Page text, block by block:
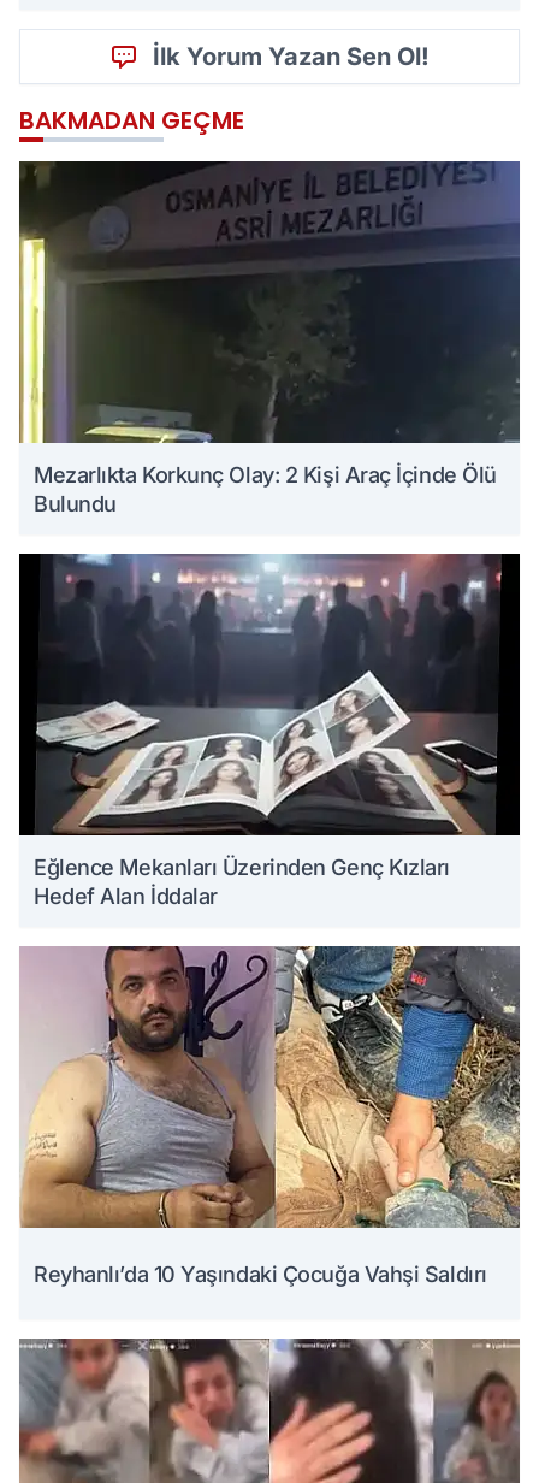
İlk Yorum Yazan Sen Ol!
BAKMADAN GEÇME
Mezarlıkta Korkunç Olay: 2 Kişi Araç İçinde Ölü
Bulundu
Eğlence Mekanları Üzerinden Genç Kızları
Hedef Alan İddalar
Reyhanlı’da 10 Yaşındaki Çocuğa Vahşi Saldırı